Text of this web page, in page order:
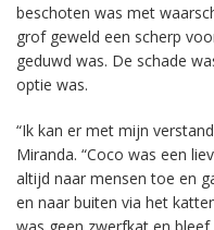
beschoten was met
grof geweld een scherp
geduwd was. De schade
optie was.
“Ik kan er met mijn
Miranda. “Coco was een
altijd naar mensen toe en
en naar buiten via het